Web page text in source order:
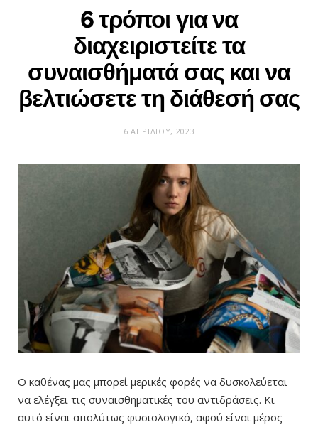
6 τρόποι για να
διαχειριστείτε τα
συναισθήματά σας και να
βελτιώσετε τη διάθεσή σας
6 ΑΠΡΙΛΊΟΥ, 2023
Ο καθένας μας μπορεί μερικές φορές να δυσκολεύεται
να ελέγξει τις συναισθηματικές του αντιδράσεις. Κι
αυτό είναι απολύτως φυσιολογικό, αφού είναι μέρος